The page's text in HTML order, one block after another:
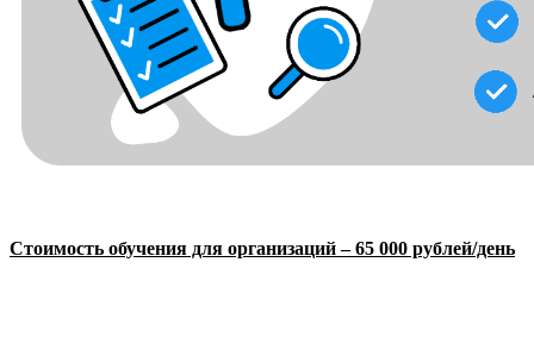
Стоимость обучения для организаций – 65 000 рублей/день